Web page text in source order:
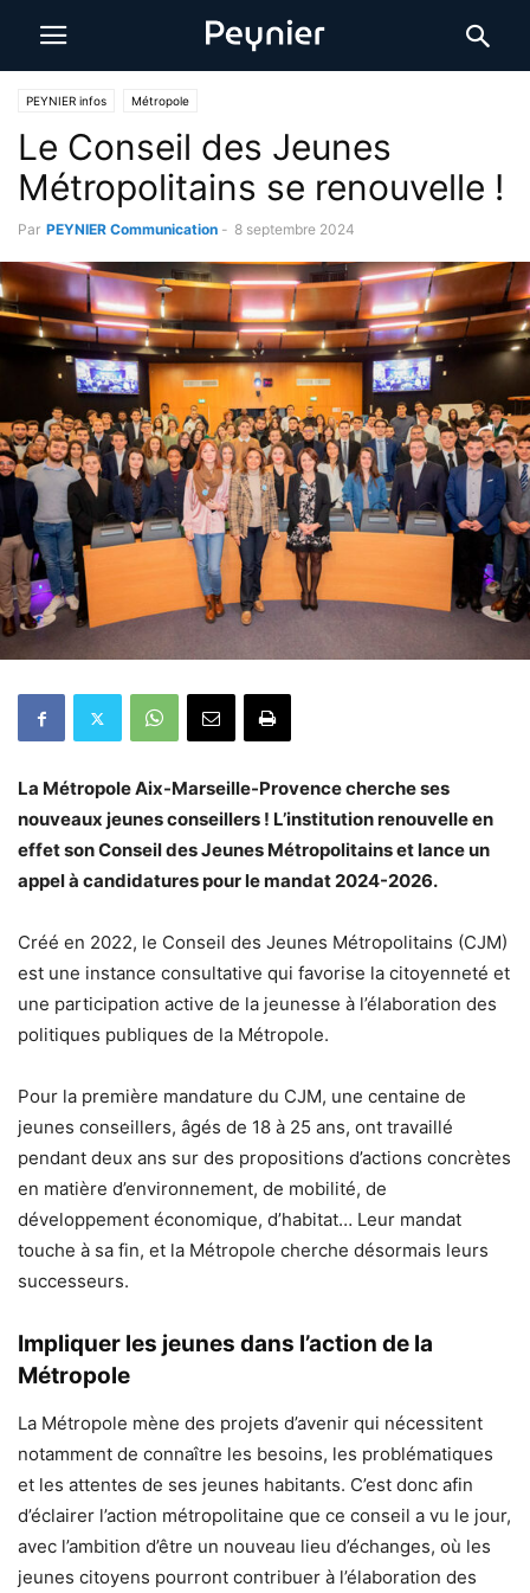
PEYNIER infos Métropole
Le Conseil des Jeunes
Métropolitains se renouvelle !
Par PEYNIER Communication - 8 septembre 2024
La Métropole Aix-Marseille-Provence cherche ses
nouveaux jeunes conseillers ! L’institution renouvelle en
effet son Conseil des Jeunes Métropolitains et lance un
appel à candidatures pour le mandat 2024-2026.
Créé en 2022, le Conseil des Jeunes Métropolitains (CJM)
est une instance consultative qui favorise la citoyenneté et
une participation active de la jeunesse à l’élaboration des
politiques publiques de la Métropole.
Pour la première mandature du CJM, une centaine de
jeunes conseillers, âgés de 18 à 25 ans, ont travaillé
pendant deux ans sur des propositions d’actions concrètes
en matière d’environnement, de mobilité, de
développement économique, d’habitat… Leur mandat
touche à sa fin, et la Métropole cherche désormais leurs
successeurs.
Impliquer les jeunes dans l’action de la
Métropole
La Métropole mène des projets d’avenir qui nécessitent
notamment de connaître les besoins, les problématiques
et les attentes de ses jeunes habitants. C’est donc afin
d’éclairer l’action métropolitaine que ce conseil a vu le jour,
avec l’ambition d’être un nouveau lieu d’échanges, où les
jeunes citoyens pourront contribuer à l’élaboration des